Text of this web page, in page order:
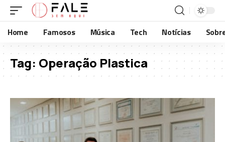
Home Famosos Música Tech Notícias
Tag: Operação Plastica